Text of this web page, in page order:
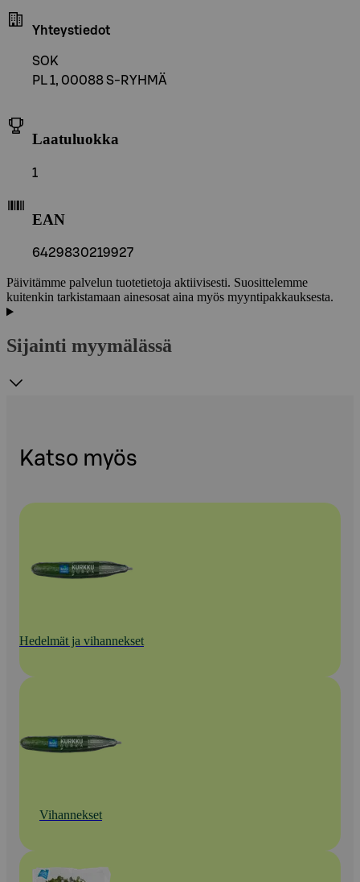
Yhteystiedot
SOK
PL 1, 00088 S-RYHMÄ
Laatuluokka
1
EAN
6429830219927
Päivitämme palvelun tuotetietoja aktiivisesti. Suosittelemme
kuitenkin tarkistamaan ainesosat aina myös myyntipakkauksesta.
Sijainti myymälässä
Katso myös
Hedelmät ja vihannekset
Vihannekset